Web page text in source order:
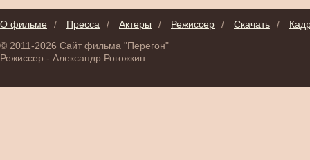
О фильме / Пресса / Актеры / Режиссер / Скачать /
© 2011-2026 Сайт фильма "Перегон"
Режиссер - Александр Рогожкин